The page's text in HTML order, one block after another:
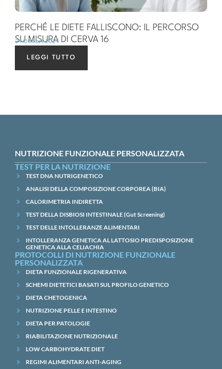
PERCHÉ LE DIETE FALLISCONO: IL PERCORSO
SU MISURA DI CERVA 16
24 Ottobre 2024
LEGGI TUTTO
NUTRIZIONE FUNZIONALE PERSONALIZZATA
TEST PER LA NUTRIZIONE
TEST DNA NUTRIGENETICO
ANALISI DELLA COMPOSIZIONE CORPOREA (BIA)
CALORIMETRIA INDIRETTA
TEST DELLA DISBIOSI INTESTINALE (Gut Screening)
TEST DELLE INTOLLERANZE ALIMENTARI
INTOLLERANZA GENETICA AL LATTOSIO PREDISPOSIZIONE
GENETICA ALLA CELIACHIA
PROTOCOLLI DI NUTRIZIONE FUNZIONALE
PERSONALIZZATA
DIETA FUNZIONALE RIGENERATIVA
SCHEMI DIETETICI BASATI SUL PROFILO GENETICO
DIETA CHETOGENICA
NUTRIZIONE PELLE E INTESTINO
DIETA PER PATOLOGIE
RIABILITAZIONE NUTRIZIONALE
LOW CARBOHYDRATE DIET
REGIMI ALIMENTARI ANTI-AGING